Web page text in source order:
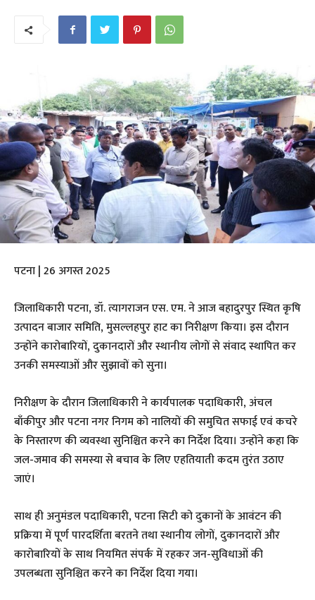
पटना | 26 अगस्त 2025
जिलाधिकारी पटना, डॉ. त्यागराजन एस. एम. ने आज बहादुरपुर स्थित कृषि
उत्पादन बाजार समिति, मुसल्लहपुर हाट का निरीक्षण किया। इस दौरान
उन्होंने कारोबारियों, दुकानदारों और स्थानीय लोगों से संवाद स्थापित कर
उनकी समस्याओं और सुझावों को सुना।
निरीक्षण के दौरान जिलाधिकारी ने कार्यपालक पदाधिकारी, अंचल
बाँकीपुर और पटना नगर निगम को नालियों की समुचित सफाई एवं कचरे
के निस्तारण की व्यवस्था सुनिश्चित करने का निर्देश दिया। उन्होंने कहा कि
जल-जमाव की समस्या से बचाव के लिए एहतियाती कदम तुरंत उठाए
जाएं।
साथ ही अनुमंडल पदाधिकारी, पटना सिटी को दुकानों के आवंटन की
प्रक्रिया में पूर्ण पारदर्शिता बरतने तथा स्थानीय लोगों, दुकानदारों और
कारोबारियों के साथ नियमित संपर्क में रहकर जन-सुविधाओं की
उपलब्धता सुनिश्चित करने का निर्देश दिया गया।